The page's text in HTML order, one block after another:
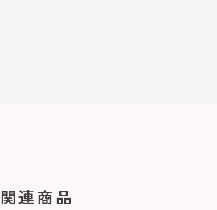
関連商品